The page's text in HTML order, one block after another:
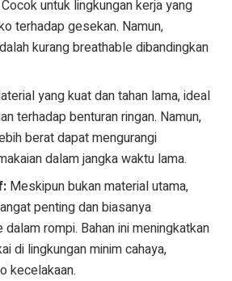
untuk lingkungan kerja yang
terhadap gesekan. Namun,
kurang breathable dibandingkan
yang kuat dan tahan lama, ideal
terhadap benturan ringan. Namun,
berat dapat mengurangi
dalam jangka waktu lama.
Meskipun bukan material utama,
penting dan biasanya
rompi. Bahan ini meningkatkan
di lingkungan minim cahaya,
kecelakaan.